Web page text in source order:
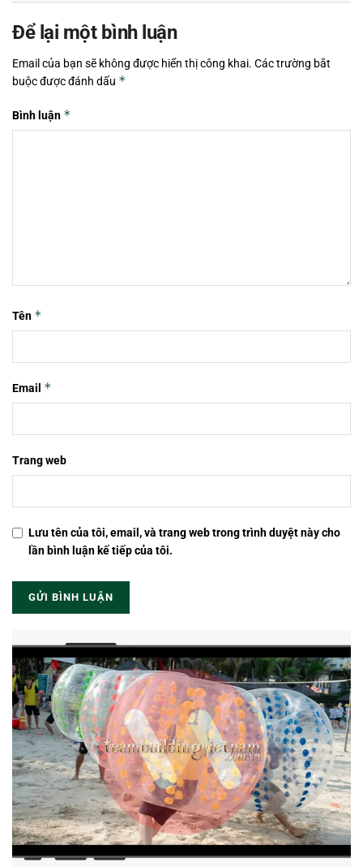
Để lại một bình luận
Email của bạn sẽ không được hiển thị công khai. Các trường bắt
buộc được đánh dấu *
Bình luận *
Tên *
Email *
Trang web
Lưu tên của tôi, email, và trang web trong trình duyệt này cho
lần bình luận kế tiếp của tôi.